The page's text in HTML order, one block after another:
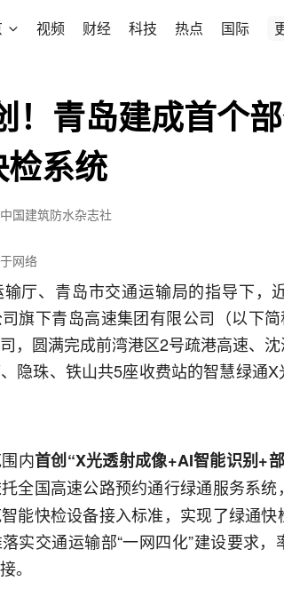
视频 财经 科技 热点 国际
！青岛建成首个
系统
中国建筑防水杂志社
网络
厅、青岛市交通运输局的指导下，
旗下青岛高速集团有限公司（以下
，圆满完成前湾港区2号疏港高速、沈
隐珠、铁山共5座收费站的智慧绿通
内首创“X光透射成像+AI智能识别+
全国高速公路预约通行绿通服务系
能快检设备接入标准，实现了绿通
实交通运输部“一网四化”建设要求
。